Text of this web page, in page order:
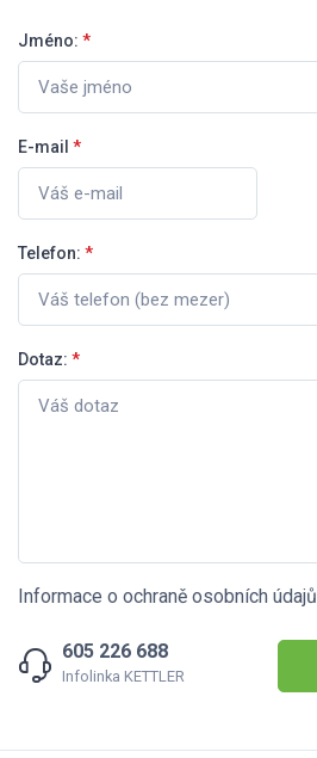
Jméno: *
E-mail *
Telefon: *
Dotaz: *
Informace o ochraně osobních údajů
605 226 688
Infolinka KETTLER